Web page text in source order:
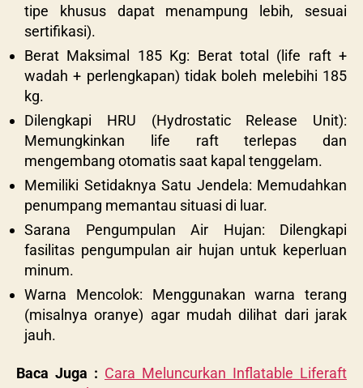
tipe khusus dapat menampung lebih, sesuai
sertifikasi).
Berat Maksimal 185 Kg: Berat total (life raft +
wadah + perlengkapan) tidak boleh melebihi 185
kg.
Dilengkapi HRU (Hydrostatic Release Unit):
Memungkinkan life raft terlepas dan
mengembang otomatis saat kapal tenggelam.
Memiliki Setidaknya Satu Jendela: Memudahkan
penumpang memantau situasi di luar.
Sarana Pengumpulan Air Hujan: Dilengkapi
fasilitas pengumpulan air hujan untuk keperluan
minum.
Warna Mencolok: Menggunakan warna terang
(misalnya oranye) agar mudah dilihat dari jarak
jauh.
Baca Juga : Cara Meluncurkan Inflatable Liferaft